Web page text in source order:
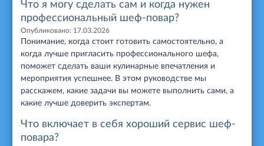
Что я могу сделать сам и когда нужен
профессиональный шеф-повар?
Опубликовано: 17.03.2026
Понимание, когда стоит готовить самостоятельно, а
когда лучше пригласить профессионального шефа,
поможет сделать ваши кулинарные впечатления и
мероприятия успешнее. В этом руководстве мы
расскажем, какие задачи вы можете выполнить сами, а
какие лучше доверить экспертам.
Что включает в себя хороший сервис шеф-
повара?